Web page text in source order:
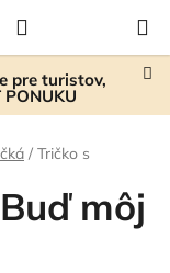
pre turistov,
KOŠÍK
/ Tričko s
môj